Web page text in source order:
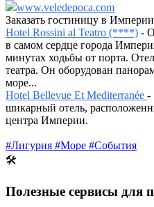
www.veledepoca.com
Заказать гостиницу в
Hotel Rossini al Teatro (****) -
в самом сердце города
минутах ходьбы от порта.
театра. Он оборудован
море...
Hotel Bellevue Et Mediterranée -
шикарный отель,
центра Империи.
#Лигурия #Море #События
🛠
Полезные сервисы для